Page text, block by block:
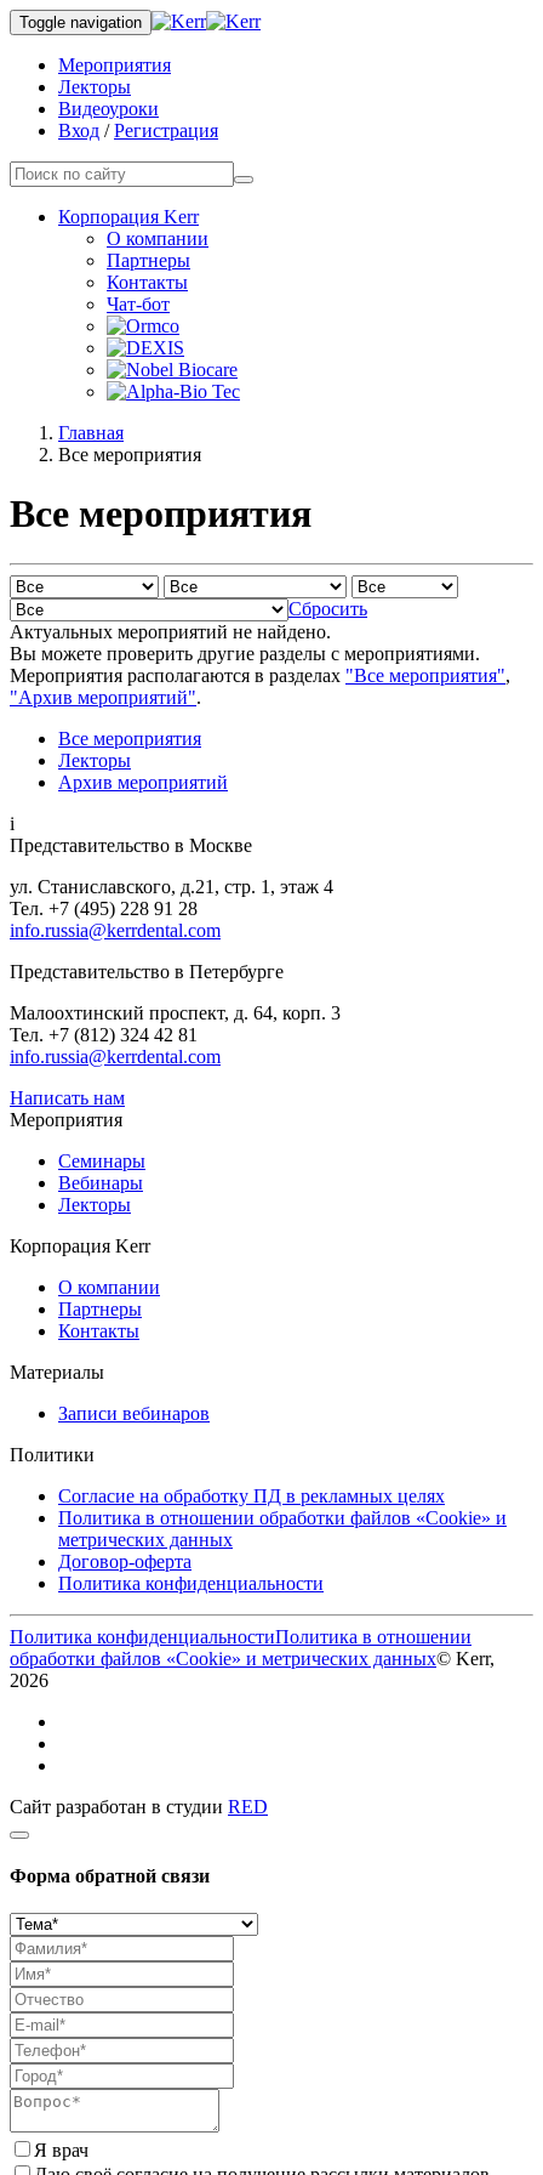
Toggle navigation
Мероприятия
Лекторы
Видеоуроки
Вход /Регистрация
Корпорация Kerr
О компании
Партнеры
Контакты
Чат-бот
Главная
Все мероприятия
Все мероприятия
Сбросить
Актуальных мероприятий не найдено.
Вы можете проверить другие разделы с мероприятиями.
Мероприятия располагаются в разделах "Все мероприятия",
"Архив мероприятий".
Все мероприятия
Лекторы
Архив мероприятий
i
Представительство в Москве
ул. Станиславского, д.21, стр. 1, этаж 4
Тел. +7 (495) 228 91 28
info.russia@kerrdental.com
Представительство в Петербурге
Малоохтинский проспект, д. 64, корп. 3
Тел. +7 (812) 324 42 81
info.russia@kerrdental.com
Написать нам
Мероприятия
Семинары
Вебинары
Лекторы
Корпорация Kerr
О компании
Партнеры
Контакты
Материалы
Записи вебинаров
Политики
Согласие на обработку ПД в рекламных целях
Политика в отношении обработки файлов «Cookie» и
метрических данных
Договор-оферта
Политика конфиденциальности
Политика конфиденциальностиПолитика в отношении
обработки файлов «Cookie» и метрических данных© Kerr,
2026
Сайт разработан в студии RED
Форма обратной связи
Я врач